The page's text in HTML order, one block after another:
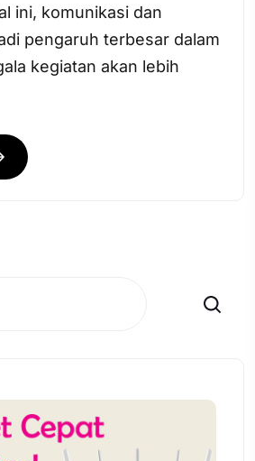
ini, komunikasi dan
pengaruh terbesar dalam
kegiatan akan lebih
Search